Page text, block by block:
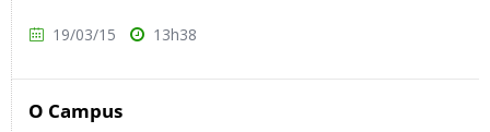
19/03/15 13h38
O Campus